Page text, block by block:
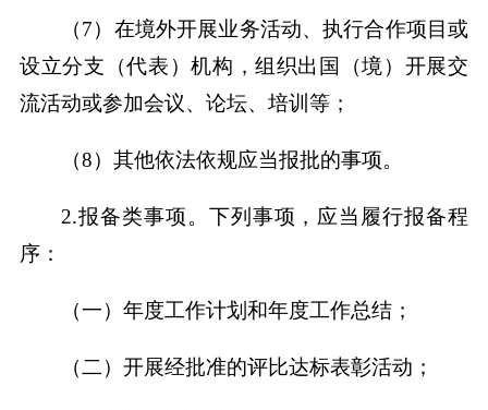
（7）在境外开展业务活动、执行合作项目或
设立分支（代表）机构，组织出国（境）开展交
流活动或参加会议、论坛、培训等；
（8）其他依法依规应当报批的事项。
2.报备类事项。下列事项，应当履行报备程
序：
（一）年度工作计划和年度工作总结；
（二）开展经批准的评比达标表彰活动；